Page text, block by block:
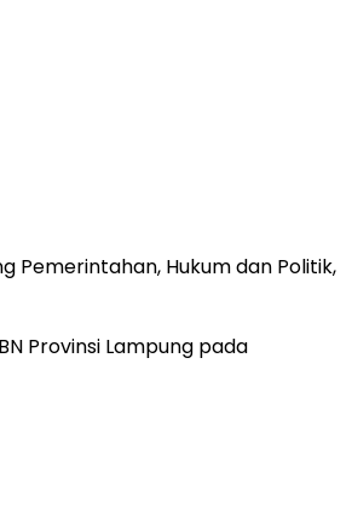
Pemerintahan, Hukum dan Politik,